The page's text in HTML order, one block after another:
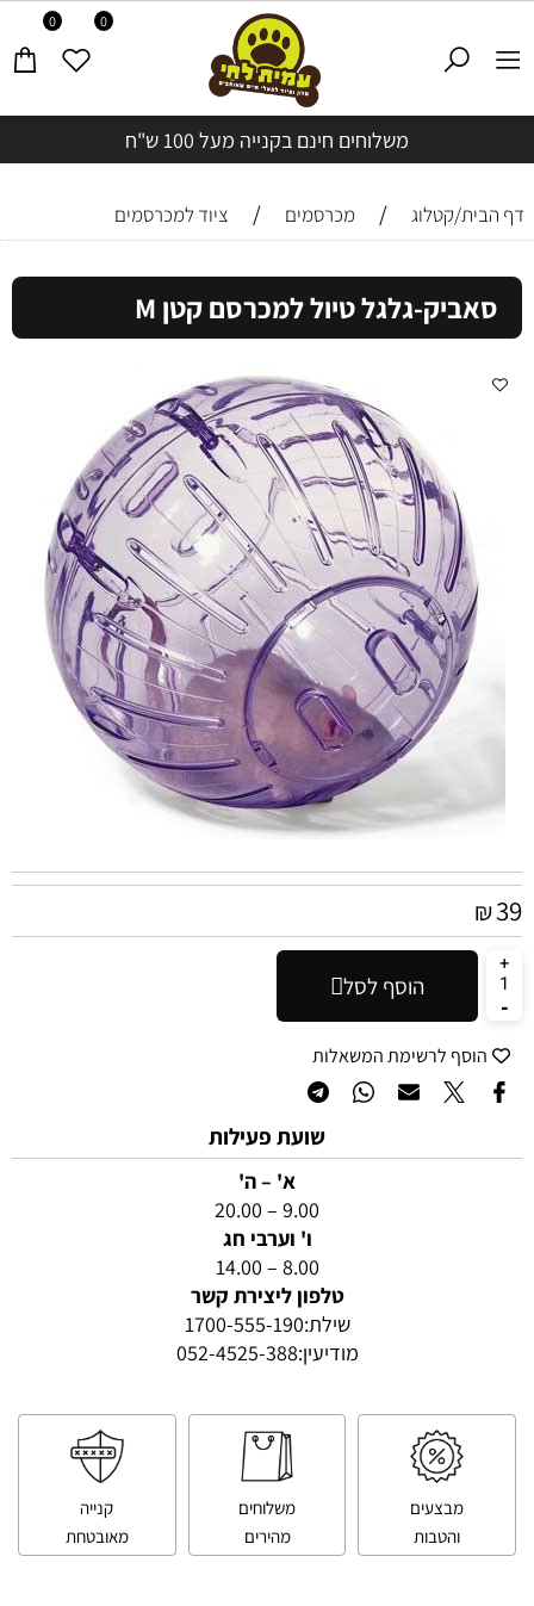
משלוחים חינם בקנייה מעל 100 ש"ח
0 0
דף הבית/קטלוג / מכרסמים / ציוד למכרסמים
סאביק-גלגל טיול למכרסם קטן M
₪39
הוסף לסל
הוסף לרשימת המשאלות
שועת פעילות
א' – ה'
9.00 – 20.00
ו' וערבי חג
8.00 – 14.00
טלפון ליצירת קשר
שילת:1700-555-190
מודיעין:052-4525-388
מבצעים
והטבות
משלוחים
מהירים
קנייה
מאובטחת